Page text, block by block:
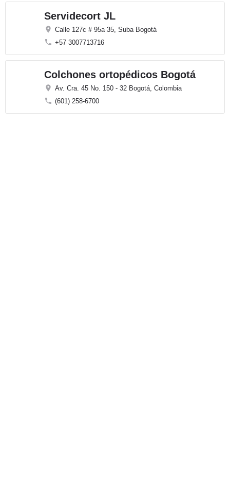
Servidecort JL
Calle 127c # 95a 35, Suba Bogotá
+57 3007713716
Colchones ortopédicos Bogotá
Av. Cra. 45 No. 150 - 32 Bogotá, Colombia
(601) 258-6700